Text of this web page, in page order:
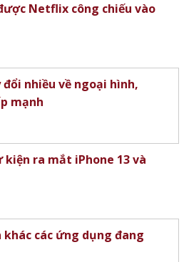
Netflix công chiếu vào
nhiều về ngoại hình,
mạnh
ra mắt iPhone 13 và
khác các ứng dụng đang